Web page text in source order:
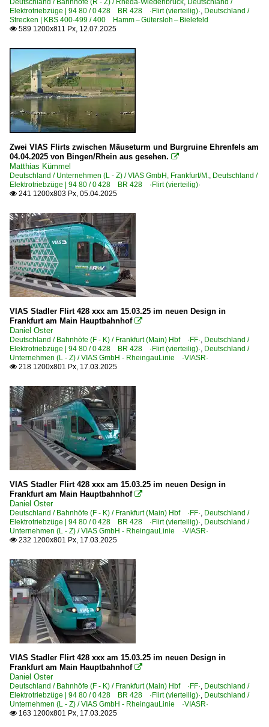
Strecken | KBS 600-699
610 (Kassel–) Guntershausen – Bebra – Fulda
611 Göttingen ⨯ Dransfeld ⨯ Hann. Münden – Kassel
613 Göttingen – Eichenberg – Bebra
645.1 Wiesbaden – F.-Höchst (–Frankfurt) ·Taunus-
690 Koblenz – Trier (–Perl) ·Moselstrecke·
Strecken | KBS 700-799
740 (Stuttgart–) Horb – Tuttlingen – Hattingen
780 Stuttgart – Bad Friedrichshall – Würzburg
Strecken | KBS 800-999
970 (München–) Buchloe – Kempten – Immenstadt –
Unternehmen (A - K)
Abellio Rail GmbH - WestfalenBahn GmbH, Bielefeld
Abellio Rail NRW GmbH ·ABRN·
cantus Verkersgesellschaft mbH ·CAN·
DB Regio (allgemein)
Erfurter Bahn GmbH ·EB·EIB·
Eurobahn GmbH & Co. KG, Düsseldorf ·ERB·
Keolis Deutschland GmbH & Co. KG NL Eurobahn,
Unternehmen (L - Z)
Ostdeutsche Eisenbahn GmbH, Parchim ·ODEG·
VIAS GmbH - RheingauLinie ·VIASR·
VIAS GmbH, Frankfurt/M.
Go-Ahead Baden-Württemberg GmbH, Stuttgart
Go-Ahead Bayern GmbH, Augsburg ·GABY· bis 07.2024
Österreich
E-Loks
BR 1216.9 ·ES 64 U4· Private
Unternehmen
Rail Transport Service GmbH, Graz ·RTS·
Schweiz
Triebzüge
0 503 RABe 503 ·SBB· Astoro 2./3. Serie
Deutschland / Bahnhöfe (R - Z) / Rheda-Wiedenbrück, Deutschland /
Elektrotriebzüge | 94 80 / 0 428 BR 428 ·Flirt (vierteilig)·, Deutschland /
Strecken | KBS 400-499 / 400 Hamm – Gütersloh – Bielefeld
 589 1200x811 Px, 12.07.2025
Zwei VIAS Flirts zwischen Mäuseturm und Burgruine Ehrenfels am
04.04.2025 von Bingen/Rhein aus gesehen. 
Matthias Kümmel
Deutschland / Unternehmen (L - Z) / VIAS GmbH, Frankfurt/M., Deutschland /
Elektrotriebzüge | 94 80 / 0 428 BR 428 ·Flirt (vierteilig)·
 241 1200x803 Px, 05.04.2025
VIAS Stadler Flirt 428 xxx am 15.03.25 im neuen Design in
Frankfurt am Main Hauptbahnhof 
Daniel Oster
Deutschland / Bahnhöfe (F - K) / Frankfurt (Main) Hbf ·FF·, Deutschland /
Elektrotriebzüge | 94 80 / 0 428 BR 428 ·Flirt (vierteilig)·, Deutschland /
Unternehmen (L - Z) / VIAS GmbH - RheingauLinie ·VIASR·
 218 1200x801 Px, 17.03.2025
VIAS Stadler Flirt 428 xxx am 15.03.25 im neuen Design in
Frankfurt am Main Hauptbahnhof 
Daniel Oster
Deutschland / Bahnhöfe (F - K) / Frankfurt (Main) Hbf ·FF·, Deutschland /
Elektrotriebzüge | 94 80 / 0 428 BR 428 ·Flirt (vierteilig)·, Deutschland /
Unternehmen (L - Z) / VIAS GmbH - RheingauLinie ·VIASR·
 232 1200x801 Px, 17.03.2025
VIAS Stadler Flirt 428 xxx am 15.03.25 im neuen Design in
Frankfurt am Main Hauptbahnhof 
Daniel Oster
Deutschland / Bahnhöfe (F - K) / Frankfurt (Main) Hbf ·FF·, Deutschland /
Elektrotriebzüge | 94 80 / 0 428 BR 428 ·Flirt (vierteilig)·, Deutschland /
Unternehmen (L - Z) / VIAS GmbH - RheingauLinie ·VIASR·
 163 1200x801 Px, 17.03.2025